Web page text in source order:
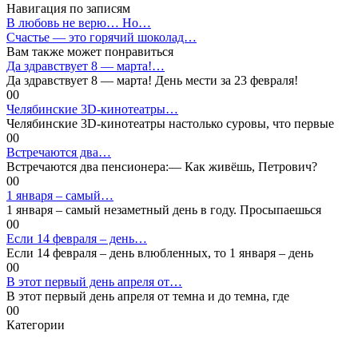
Навигация по записям
В любовь не верю… Но…
Счастье — это горячий шоколад…
Вам также может понравиться
Да здравствует 8 — марта!…
Да здравствует 8 — марта! День мести за 23 февраля!
00
Челябинские 3D-кинотеатры…
Челябинские 3D-кинотеатры настолько суровы, что первые
00
Встречаются два…
Встречаются два пенсионера:— Как живёшь, Петрович?
00
1 января – самый…
1 января – самый незаметный день в году. Просыпаешься
00
Если 14 февраля – день…
Если 14 февраля – день влюбленных, то 1 января – день
00
В этот первый день апреля от…
В этот первый день апреля от темна и до темна, где
00
Категории